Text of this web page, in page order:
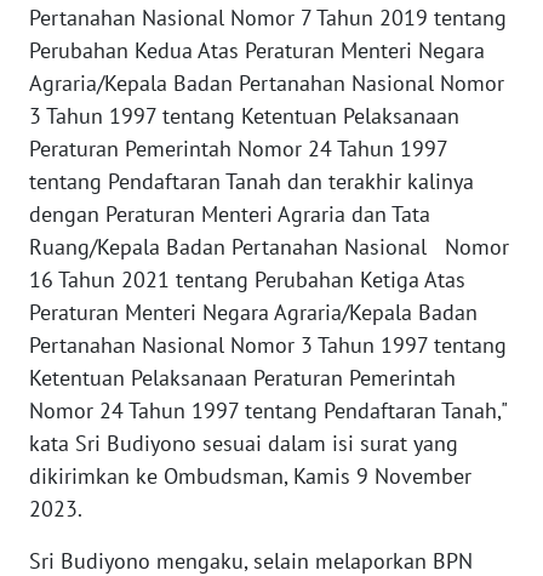
Pertanahan Nasional Nomor 7 Tahun 2019 tentang
Perubahan Kedua Atas Peraturan Menteri Negara
Agraria/Kepala Badan Pertanahan Nasional Nomor
3 Tahun 1997 tentang Ketentuan Pelaksanaan
Peraturan Pemerintah Nomor 24 Tahun 1997
tentang Pendaftaran Tanah dan terakhir kalinya
dengan Peraturan Menteri Agraria dan Tata
Ruang/Kepala Badan Pertanahan Nasional Nomor
16 Tahun 2021 tentang Perubahan Ketiga Atas
Peraturan Menteri Negara Agraria/Kepala Badan
Pertanahan Nasional Nomor 3 Tahun 1997 tentang
Ketentuan Pelaksanaan Peraturan Pemerintah
Nomor 24 Tahun 1997 tentang Pendaftaran Tanah,"
kata Sri Budiyono sesuai dalam isi surat yang
dikirimkan ke Ombudsman, Kamis 9 November
2023.
Sri Budiyono mengaku, selain melaporkan BPN
WN
SERAMBI
WN
JAMBI
WN
SULTRA
WN
NTB
WN
SULTENG
WN